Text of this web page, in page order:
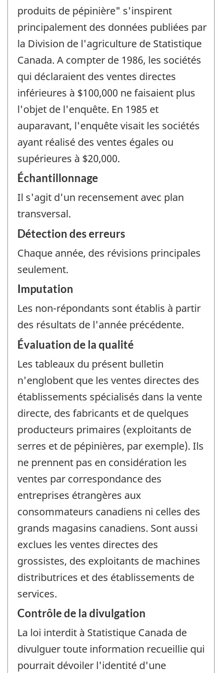
produits de pépinière" s'inspirent
principalement des données publiées par
la Division de l'agriculture de Statistique
Canada. A compter de 1986, les sociétés
qui déclaraient des ventes directes
inférieures à $100,000 ne faisaient plus
l'objet de l'enquête. En 1985 et
auparavant, l'enquête visait les sociétés
ayant réalisé des ventes égales ou
supérieures à $20,000.
Échantillonnage
Il s'agit d'un recensement avec plan
transversal.
Détection des erreurs
Chaque année, des révisions principales
seulement.
Imputation
Les non-répondants sont établis à partir
des résultats de l'année précédente.
Évaluation de la qualité
Les tableaux du présent bulletin
n'englobent que les ventes directes des
établissements spécialisés dans la vente
directe, des fabricants et de quelques
producteurs primaires (exploitants de
serres et de pépinières, par exemple). Ils
ne prennent pas en considération les
ventes par correspondance des
entreprises étrangères aux
consommateurs canadiens ni celles des
grands magasins canadiens. Sont aussi
exclues les ventes directes des
grossistes, des exploitants de machines
distributrices et des établissements de
services.
Contrôle de la divulgation
La loi interdit à Statistique Canada de
divulguer toute information recueillie qui
pourrait dévoiler l'identité d'une